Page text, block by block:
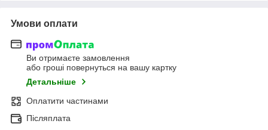
Умови оплати
Ви отримаєте замовлення
або гроші повернуться на вашу картку
Детальніше
Оплатити частинами
Післяплата